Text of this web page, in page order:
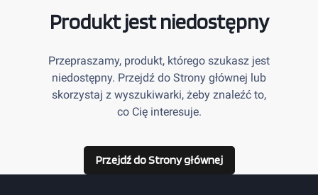
Produkt jest niedostępny
Przepraszamy, produkt, którego szukasz jest
niedostępny. Przejdź do Strony głównej lub
skorzystaj z wyszukiwarki, żeby znaleźć to,
co Cię interesuje.
Przejdź do Strony głównej